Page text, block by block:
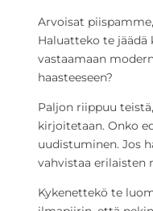
Arvoisat
Haluatteko te
vastaamaan
haasteeseen?
Paljon riippuu
kirjoitetaan. Onko
uudistuminen. Jos
vahvistaa erilaisten
Kykenettekö te